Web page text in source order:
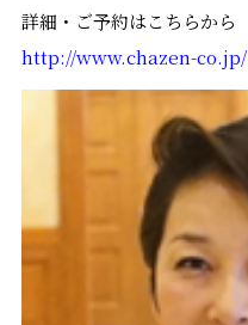
詳細・ご予約はこちらから
http://www.chazen-co.jp/